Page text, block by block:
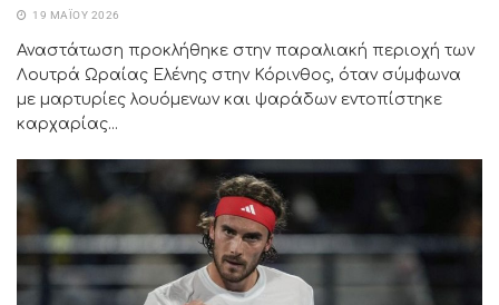
19 ΜΑΪ́ΟΥ 2026
Αναστάτωση προκλήθηκε στην παραλιακή περιοχή των
Λουτρά Ωραίας Ελένης στην Κόρινθος, όταν σύμφωνα
με μαρτυρίες λουόμενων και ψαράδων εντοπίστηκε
καρχαρίας...